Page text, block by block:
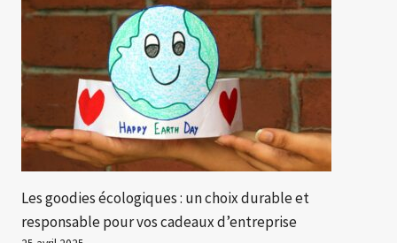
Les goodies écologiques : un choix durable et
responsable pour vos cadeaux d’entreprise